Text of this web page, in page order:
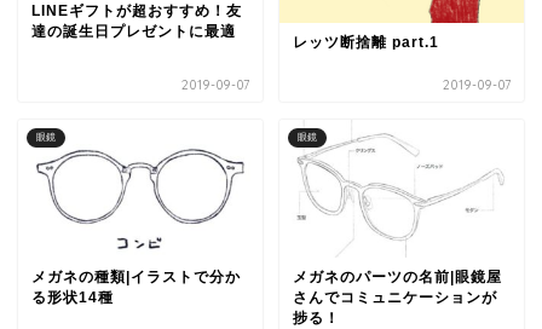
LINEギフトが超おすすめ！友
達の誕生日プレゼントに最適
2019-09-07
レッツ断捨離 part.1
2019-09-07
眼鏡
メガネの種類|イラストで分か
る形状14種
眼鏡
メガネのパーツの名前|眼鏡屋
さんでコミュニケーションが
捗る！